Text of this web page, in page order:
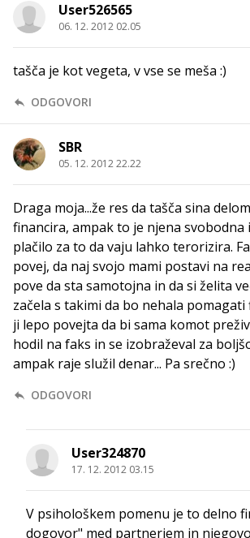
User526565
06. 12. 2012 02.05
tašča je kot vegeta, v vse se meša :)
ODGOVORI
SBR
05. 12. 2012 22.22
Draga moja...že res da tašča sina
financira, ampak to je njena svobodna
plačilo za to da vaju lahko terorizira.
povej, da naj svojo mami postavi na
pove da sta samotojna in da si želita
začela s takimi da bo nehala
ji lepo povejta da bi sama komot
hodil na faks in se izobraževal za
ampak raje služil denar... Pa srečno :)
ODGOVORI
User324870
17. 12. 2012 03.15
V psihološkem pomenu je to delno
dogovor" med partnerjem in